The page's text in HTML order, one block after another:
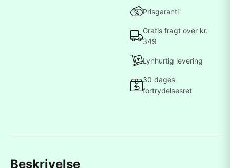
Prisgaranti
Gratis fragt over kr.
349
Lynhurtig levering
30 dages
fortrydelsesret
Beskrivelse